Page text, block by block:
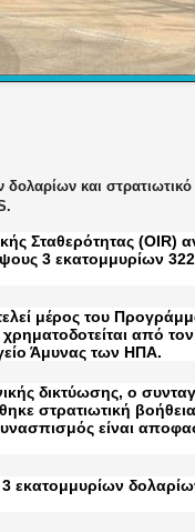
και
Σταθερότητας (OIR)
3 εκατομμυρίων
μέρος του
από τον
Άμυνας των ΗΠΑ.
δικτύωσης, ο
στρατιωτική
είναι
εκατομμυρίων